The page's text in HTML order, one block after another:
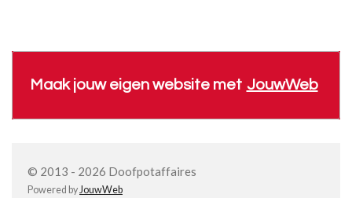
Maak jouw eigen website met JouwWeb
© 2013 - 2026 Doofpotaffaires
Powered byJouwWeb